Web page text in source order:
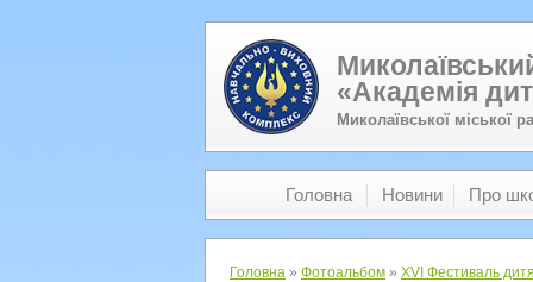
«Академія
Миколаївської міської
Головна Новини Про
Головна » Фотоальбом » XVI Фестиваль